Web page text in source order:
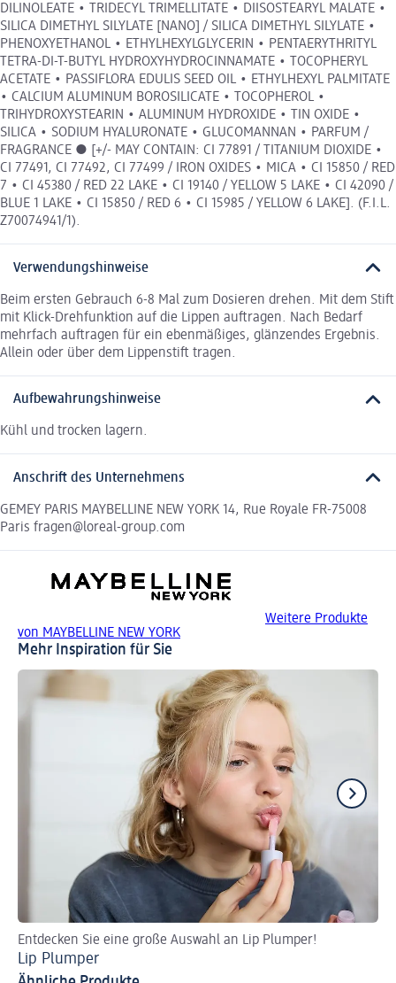
DILINOLEATE • TRIDECYL TRIMELLITATE • DIISOSTEARYL MALATE •
SILICA DIMETHYL SILYLATE [NANO] / SILICA DIMETHYL SILYLATE •
PHENOXYETHANOL • ETHYLHEXYLGLYCERIN • PENTAERYTHRITYL
TETRA-DI-T-BUTYL HYDROXYHYDROCINNAMATE • TOCOPHERYL
ACETATE • PASSIFLORA EDULIS SEED OIL • ETHYLHEXYL PALMITATE
• CALCIUM ALUMINUM BOROSILICATE • TOCOPHEROL •
TRIHYDROXYSTEARIN • ALUMINUM HYDROXIDE • TIN OXIDE •
SILICA • SODIUM HYALURONATE • GLUCOMANNAN • PARFUM /
FRAGRANCE ● [+/- MAY CONTAIN: CI 77891 / TITANIUM DIOXIDE •
CI 77491, CI 77492, CI 77499 / IRON OXIDES • MICA • CI 15850 / RED
7 • CI 45380 / RED 22 LAKE • CI 19140 / YELLOW 5 LAKE • CI 42090 /
BLUE 1 LAKE • CI 15850 / RED 6 • CI 15985 / YELLOW 6 LAKE]. (F.I.L.
Z70074941/1).
Verwendungshinweise
Beim ersten Gebrauch 6-8 Mal zum Dosieren drehen. Mit dem Stift
mit Klick-Drehfunktion auf die Lippen auftragen. Nach Bedarf
mehrfach auftragen für ein ebenmäßiges, glänzendes Ergebnis.
Allein oder über dem Lippenstift tragen.
Aufbewahrungshinweise
Kühl und trocken lagern.
Anschrift des Unternehmens
GEMEY PARIS MAYBELLINE NEW YORK 14, Rue Royale FR-75008
Paris fragen@loreal-group.com
Weitere Produkte
von MAYBELLINE NEW YORK
Mehr Inspiration für Sie
Entdecken Sie eine große Auswahl an Lip Plumper!
Lip Plumper